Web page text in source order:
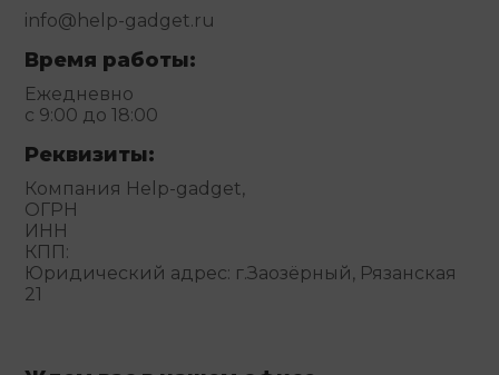
info@help-gadget.ru
Время работы:
Ежедневно
с 9:00 до 18:00
Реквизиты:
Компания Help-gadget,
ОГРН
ИНН
КПП:
Юридический адрес: г.Заозёрный, Рязанская
21